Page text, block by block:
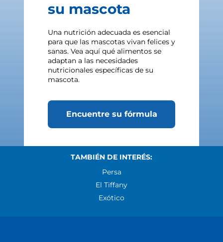
su mascota
Una nutrición adecuada es esencial
para que las mascotas vivan felices y
sanas. Vea aquí qué alimentos se
adaptan a las necesidades
nutricionales específicas de su
mascota.
Encuentre su fórmula
TAMBIÉN DE INTERÉS:
Persa
El Tiffany
Exótico